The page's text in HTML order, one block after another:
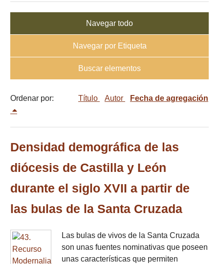
Navegar todo
Navegar por Etiqueta
Buscar elementos
Ordenar por: Título Autor Fecha de agregación
Densidad demográfica de las
diócesis de Castilla y León
durante el siglo XVII a partir de
las bulas de la Santa Cruzada
Las bulas de vivos de la Santa Cruzada
son unas fuentes nominativas que poseen
unas características que permiten